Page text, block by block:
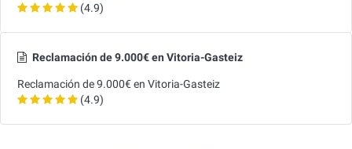
(4.9)
Reclamación de 9.000€ en Vitoria-Gasteiz
Reclamación de 9.000€ en Vitoria-Gasteiz
(4.9)